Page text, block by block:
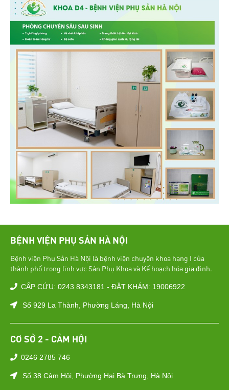
BỆNH VIỆN PHỤ SẢN HÀ NỘI
Bệnh viện Phụ Sản Hà Nội là bệnh viện chuyên khoa hạng I của
thành phố trong lĩnh vực Sản Phụ Khoa và Kế hoạch hóa gia đình.
CẤP CỨU: 0243 8343181 - ĐẶT KHÁM: 19006922
Số 929 La Thành, Phường Láng, Hà Nội
CƠ SỞ 2 - CẢM HỘI
0246 2785 746
Số 38 Cảm Hội, Phường Hai Bà Trưng, Hà Nội